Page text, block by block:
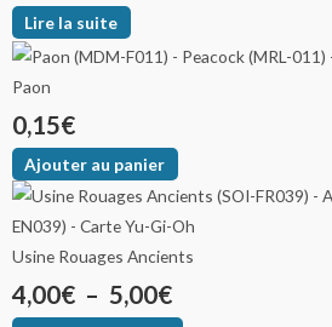
Lire la suite
Paon
0,15€
Ajouter au panier
Usine Rouages Ancients
4,00€ – 5,00€